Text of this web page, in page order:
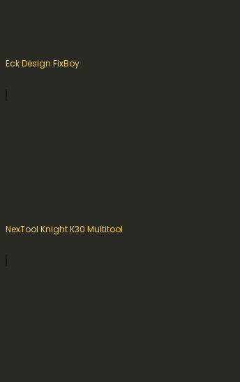
Eck Design FixBoy
NexTool Knight K30 Multitool